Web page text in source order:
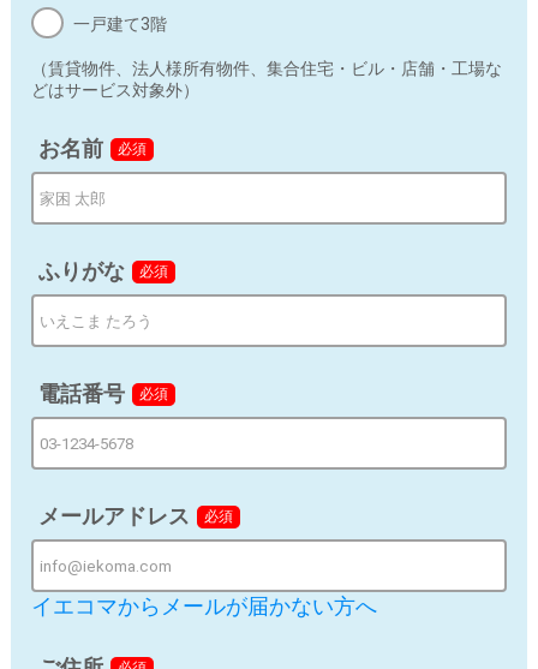
す。利用目的は下記の通りです。
本サイトに関係するサービスに関するメール配信
ＤＭによる新商品・サービスに関する情報のお知らせ
上記の利用目的に付随する目的
れる前にクリックされている広告の情報（クリック日や
広告掲載サイトなど）を取得し、これらをお客様情報と
d) 個人情報の第三者提供
法令の要請に基づく場合を除き、取得した個人情報をご
ただし、以下のいずれかに該当する場合はその限りでは
第三者に提供する目的：当社が提携する施工業者に対
してユーザーの施工を依頼する場合
提供する個人情報の項目：氏名、住所、電話番号
一戸建て3階
（賃貸物件、法人様所有物件、集合住宅・ビル・店舗・工場な
どはサービス対象外）
お名前 必須
ふりがな 必須
電話番号 必須
メールアドレス 必須
イエコマからメールが届かない方へ